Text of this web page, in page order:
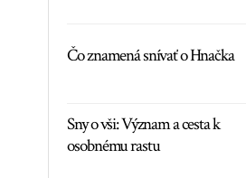
Čo znamená snívať o Hnačka
Sny o vši: Význam a cesta k
osobnému rastu